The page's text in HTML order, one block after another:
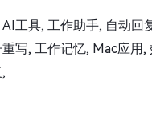
AI工具, 工作助手, 自动回
写, 工作记忆, Mac应用,